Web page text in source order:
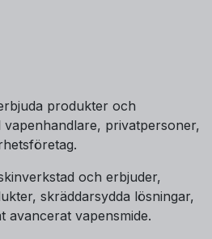
produkter och
vapenhandlare, privatpersoner,
och erbjuder,
skräddarsydda lösningar,
avancerat vapensmide.